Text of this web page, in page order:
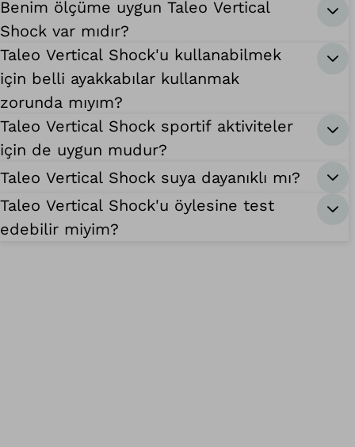
Benim ölçüme uygun Taleo Vertical
Shock var mıdır?
Taleo Vertical Shock'u kullanabilmek
için belli ayakkabılar kullanmak
zorunda mıyım?
Taleo Vertical Shock sportif aktiviteler
için de uygun mudur?
Taleo Vertical Shock suya dayanıklı mı?
Taleo Vertical Shock'u öylesine test
edebilir miyim?